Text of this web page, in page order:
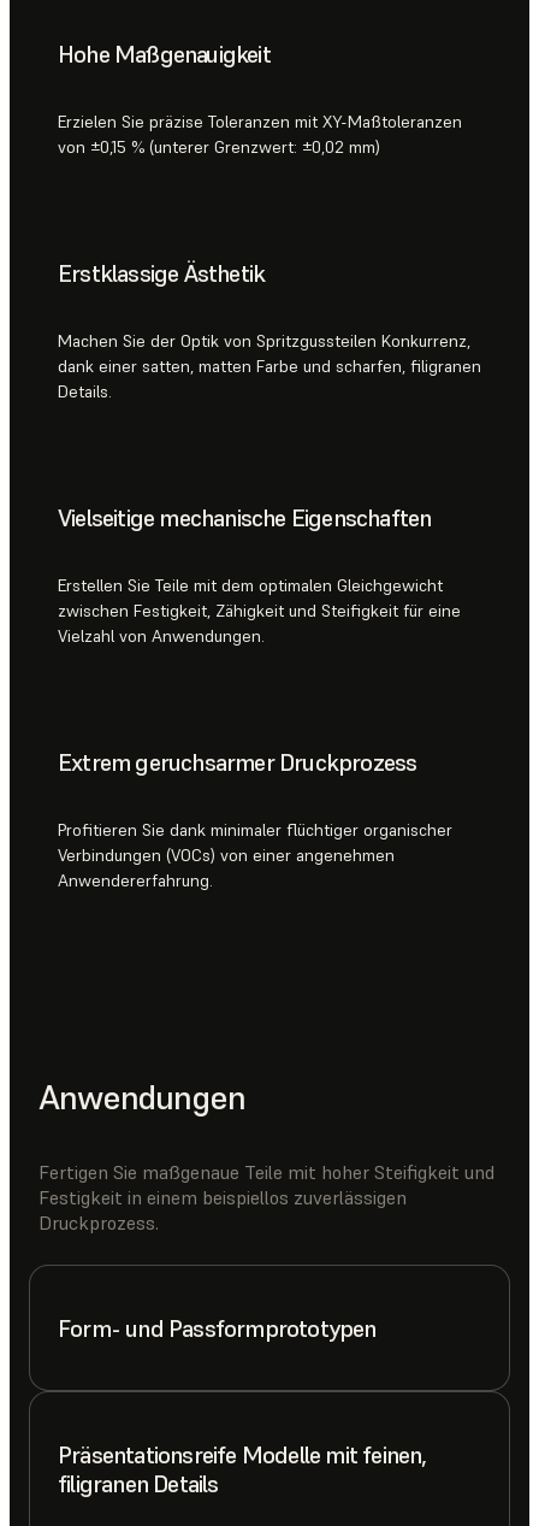
Hohe Maßgenauigkeit
Erzielen Sie präzise Toleranzen mit XY-Maßtoleranzen
von ±0,15 % (unterer Grenzwert: ±0,02 mm)
Erstklassige Ästhetik
Machen Sie der Optik von Spritzgussteilen Konkurrenz,
dank einer satten, matten Farbe und scharfen, filigranen
Details.
Vielseitige mechanische Eigenschaften
Erstellen Sie Teile mit dem optimalen Gleichgewicht
zwischen Festigkeit, Zähigkeit und Steifigkeit für eine
Vielzahl von Anwendungen.
Extrem geruchsarmer Druckprozess
Profitieren Sie dank minimaler flüchtiger organischer
Verbindungen (VOCs) von einer angenehmen
Anwendererfahrung.
Anwendungen
Fertigen Sie maßgenaue Teile mit hoher Steifigkeit und
Festigkeit in einem beispiellos zuverlässigen
Druckprozess.
Form- und Passformprototypen
Präsentationsreife Modelle mit feinen,
filigranen Details